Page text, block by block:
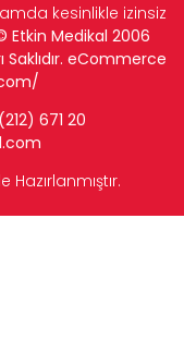
kesinlikle izinsiz
Etkin Medikal 2006
eCommerce
671 20
Hazırlanmıştır.